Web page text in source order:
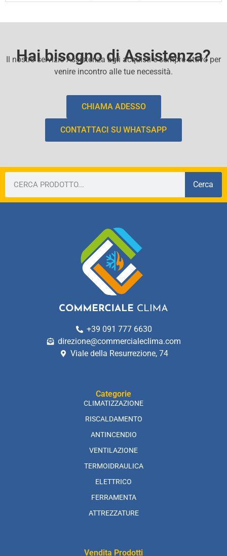
Hai bisogno di Assistenza?
Il nostro servizio Assistenza agli acquisti e sempre attivo per
venire incontro alle tue necessità.
CHIAMA ADESSO
CONTATTACI SU WHATSAPP
Cerca
+39 091 777 6630
direzione@commercialeclima.com
Viale della Resurrezione, 74
Categorie
CLIMATIZZAZIONE
RISCALDAMENTO
ANTINCENDIO
VENTILAZIONE
TERMOIDRAULICA
ELETTRICO
FERRAMENTA
ATTREZZATURE
Vendita Prodotti